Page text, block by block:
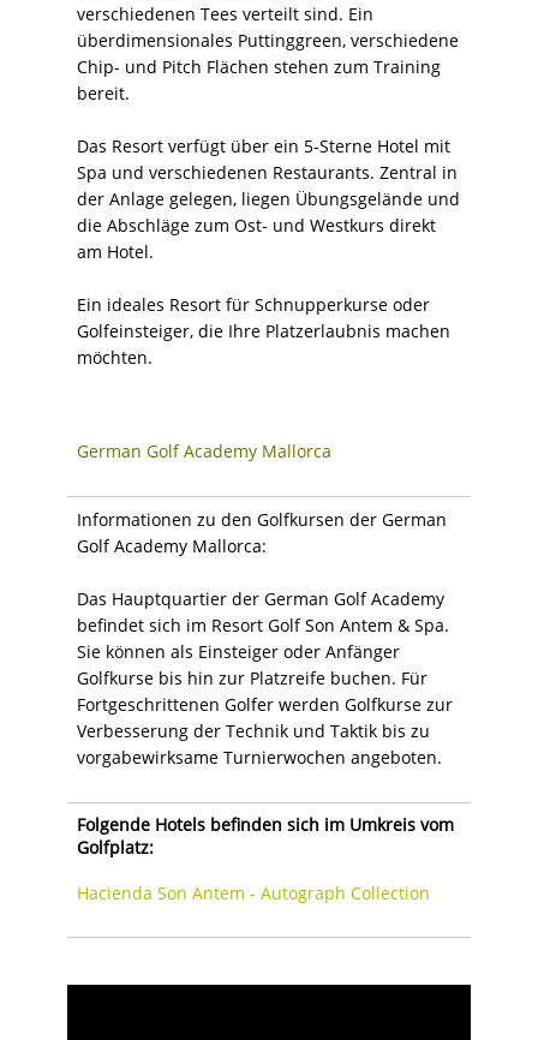
verschiedenen Tees verteilt sind. Ein
überdimensionales Puttinggreen, verschiedene
Chip- und Pitch Flächen stehen zum Training
bereit.
Das Resort verfügt über ein 5-Sterne Hotel mit
Spa und verschiedenen Restaurants. Zentral in
der Anlage gelegen, liegen Übungsgelände und
die Abschläge zum Ost- und Westkurs direkt
am Hotel.
Ein ideales Resort für Schnupperkurse oder
Golfeinsteiger, die Ihre Platzerlaubnis machen
möchten.
German Golf Academy Mallorca
Informationen zu den Golfkursen der German
Golf Academy Mallorca:
Das Hauptquartier der German Golf Academy
befindet sich im Resort Golf Son Antem & Spa.
Sie können als Einsteiger oder Anfänger
Golfkurse bis hin zur Platzreife buchen. Für
Fortgeschrittenen Golfer werden Golfkurse zur
Verbesserung der Technik und Taktik bis zu
vorgabewirksame Turnierwochen angeboten.
Folgende Hotels befinden sich im Umkreis vom
Golfplatz:
Hacienda Son Antem - Autograph Collection